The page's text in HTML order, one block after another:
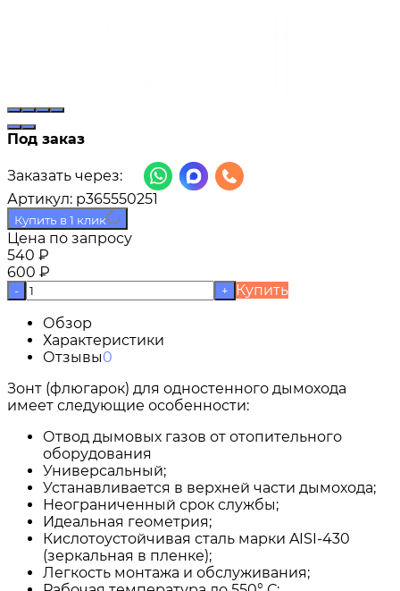
Под заказ
Заказать через:
Артикул: p365550251
Купить в 1 клик
Цена по запросу
540 ₽
600 ₽
- +
Купить
Обзор
Характеристики
Отзывы0
Зонт (флюгарок) для одностенного дымохода
имеет следующие особенности:
Отвод дымовых газов от отопительного
оборудования
Универсальный;
Устанавливается в верхней части дымохода;
Неограниченный срок службы;
Идеальная геометрия;
Кислотоустойчивая сталь марки AISI-430
(зеркальная в пленке);
Легкость монтажа и обслуживания;